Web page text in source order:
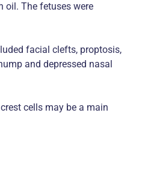
oil. The fetuses were
facial clefts, proptosis,
and depressed nasal
cells may be a main